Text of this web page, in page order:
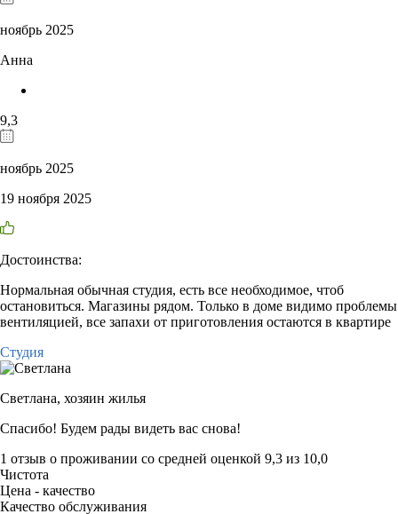
ноябрь 2025
Анна
9,3
ноябрь 2025
19 ноября 2025
Достоинства:
Нормальная обычная студия, есть все необходимое, чтоб
остановиться. Магазины рядом. Только в доме видимо проблемы
вентиляцией, все запахи от приготовления остаются в квартире
Студия
Светлана, хозяин жилья
Спасибо! Будем рады видеть вас снова!
1 отзыв о проживании со средней оценкой 9,3 из 10,0
Чистота
Цена - качество
Качество обслуживания